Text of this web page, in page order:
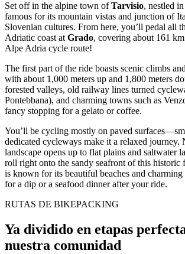
Set off in the alpine town ofTarvisio, nestled
famous for its mountain vistas and junction of
Slovenian cultures. From here, you’ll pedal all
Adriatic coast atGrado, covering about 161
Alpe Adria cycle route!
The first part of the ride boasts scenic climbs
with about 1,000 meters up and 1,800 meters
forested valleys, old railway lines turned
Pontebbana), and charming towns such as
fancy stopping for a gelato or coffee.
You’ll be cycling mostly on paved
dedicated cycleways make it a relaxed journey.
landscape opens up to flat plains and saltwater
roll right onto the sandy seafront of this historic
is known for its beautiful beaches and
for a dip or a seafood dinner after your ride.
RUTAS DE BIKEPACKING
Ya dividido en etapas
nuestra comunidad